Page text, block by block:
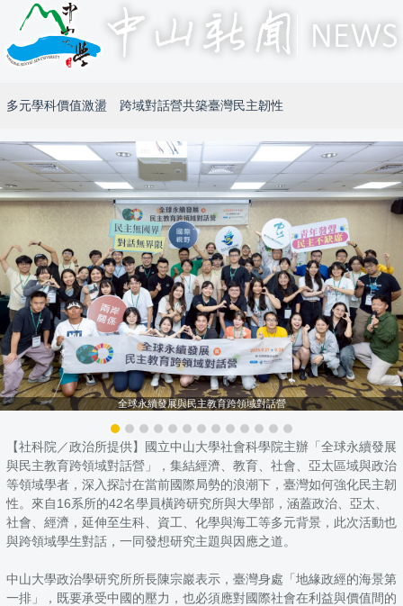
多元學科價值激盪 跨域對話營共築臺灣民主韌性
全球永續發展與民主教育跨領域對話營
【社科院／政治所提供】國立中山大學社會科學院主辦「全球永續發展
與民主教育跨領域對話營」，集結經濟、教育、社會、亞太區域與政治
等領域學者，深入探討在當前國際局勢的浪潮下，臺灣如何強化民主韌
性。來自16系所的42名學員橫跨研究所與大學部，涵蓋政治、亞太、
社會、經濟，延伸至生科、資工、化學與海工等多元背景，此次活動也
與跨領域學生對話，一同發想研究主題與因應之道。
中山大學政治學研究所所長陳宗巖表示，臺灣身處「地緣政經的海景第
一排」，既要承受中國的壓力，也必須應對國際社會在利益與價值間的